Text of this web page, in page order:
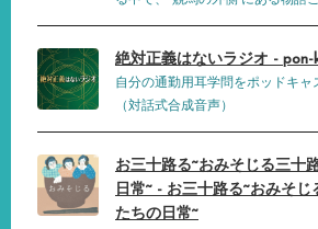
絶対正義はないラジオ - pon-
自分の通勤用耳学問をポッドキャ
（対話式合成音声）
お三十路る~おみそじる三十
日常~ - お三十路る~おみそ
たちの日常~